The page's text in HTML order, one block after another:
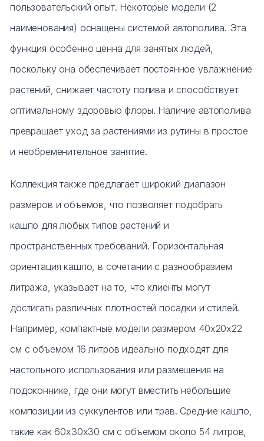
пользовательский опыт. Некоторые модели (2
наименования) оснащены системой автополива. Эта
функция особенно ценна для занятых людей,
поскольку она обеспечивает постоянное увлажнение
растений, снижает частоту полива и способствует
оптимальному здоровью флоры. Наличие автополива
превращает уход за растениями из рутины в простое
и необременительное занятие.
Коллекция также предлагает широкий диапазон
размеров и объемов, что позволяет подобрать
кашпо для любых типов растений и
пространственных требований. Горизонтальная
ориентация кашпо, в сочетании с разнообразием
литража, указывает на то, что клиенты могут
достигать различных плотностей посадки и стилей.
Например, компактные модели размером 40x20x22
см с объемом 16 литров идеально подходят для
настольного использования или размещения на
подоконнике, где они могут вместить небольшие
композиции из суккулентов или трав. Средние кашпо,
такие как 60x30x30 см с объемом около 54 литров,